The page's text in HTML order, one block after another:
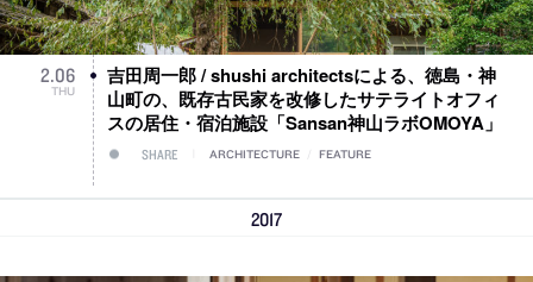
2.06
THU
吉田周一郎 / shushi architectsによる、徳島・神
山町の、既存古民家を改修したサテライトオフィ
スの居住・宿泊施設「Sansan神山ラボOMOYA」
SHARE ARCHITECTURE FEATURE
2017